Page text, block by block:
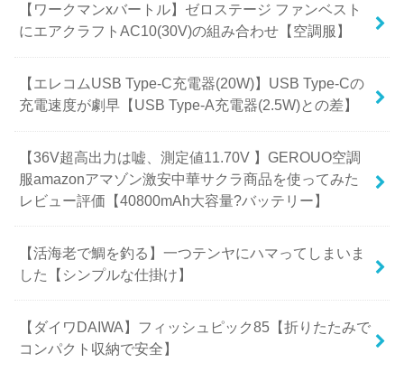
【ワークマンxバートル】ゼロステージ ファンベスト
にエアクラフトAC10(30V)の組み合わせ【空調服】
【エレコムUSB Type-C充電器(20W)】USB Type-Cの
充電速度が劇早【USB Type-A充電器(2.5W)との差】
【36V超高出力は嘘、測定値11.70V 】GEROUO空調
服amazonアマゾン激安中華サクラ商品を使ってみた
レビュー評価【40800mAh大容量?バッテリー】
【活海老で鯛を釣る】一つテンヤにハマってしまいま
した【シンプルな仕掛け】
【ダイワDAIWA】フィッシュピック85【折りたたみで
コンパクト収納で安全】